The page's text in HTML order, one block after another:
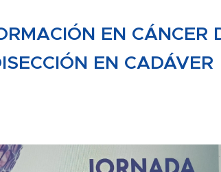
EN CÁNCER
EN CADÁVER